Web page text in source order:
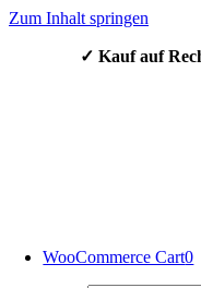
Zum Inhalt springen
✓ Kauf auf
WooCommerce Cart0